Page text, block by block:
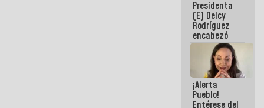
del Sistema
Eléctrico
Nacional
Presidenta
(E) Delcy
Rodríguez
encabezó
lanzamiento
del Plan
Nacional de
Recreación
Vacacional
¡Alerta
Pueblo!
Entérese del